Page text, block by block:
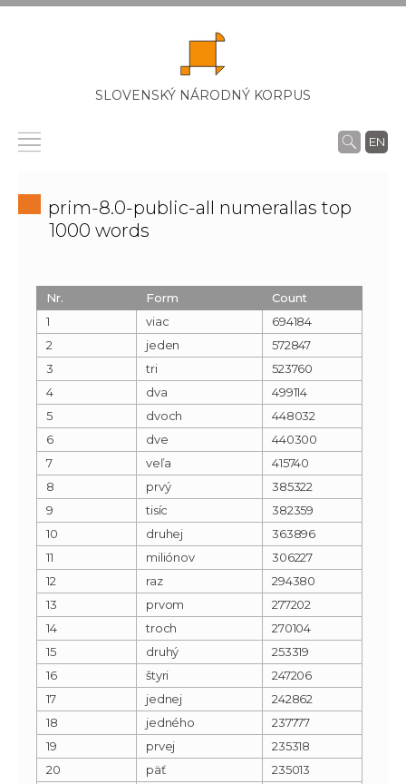
SLOVENSKÝ NÁRODNÝ KORPUS
EN
prim-8.0-public-all numerallas top
1000 words
Nr. Form
Count
1
viac
694184
2
jeden
572847
3
tri
523760
4
dva
499114
5
dvoch
448032
6
dve
440300
7
veľa
415740
8
prvý
385322
9
tisíc
382359
10
druhej
363896
11
miliónov
306227
12
raz
294380
13
prvom
277202
14
troch
270104
15
druhý
253319
16
štyri
247206
17
jednej
242862
18
jedného
237777
19
prvej
235318
20
päť
235013